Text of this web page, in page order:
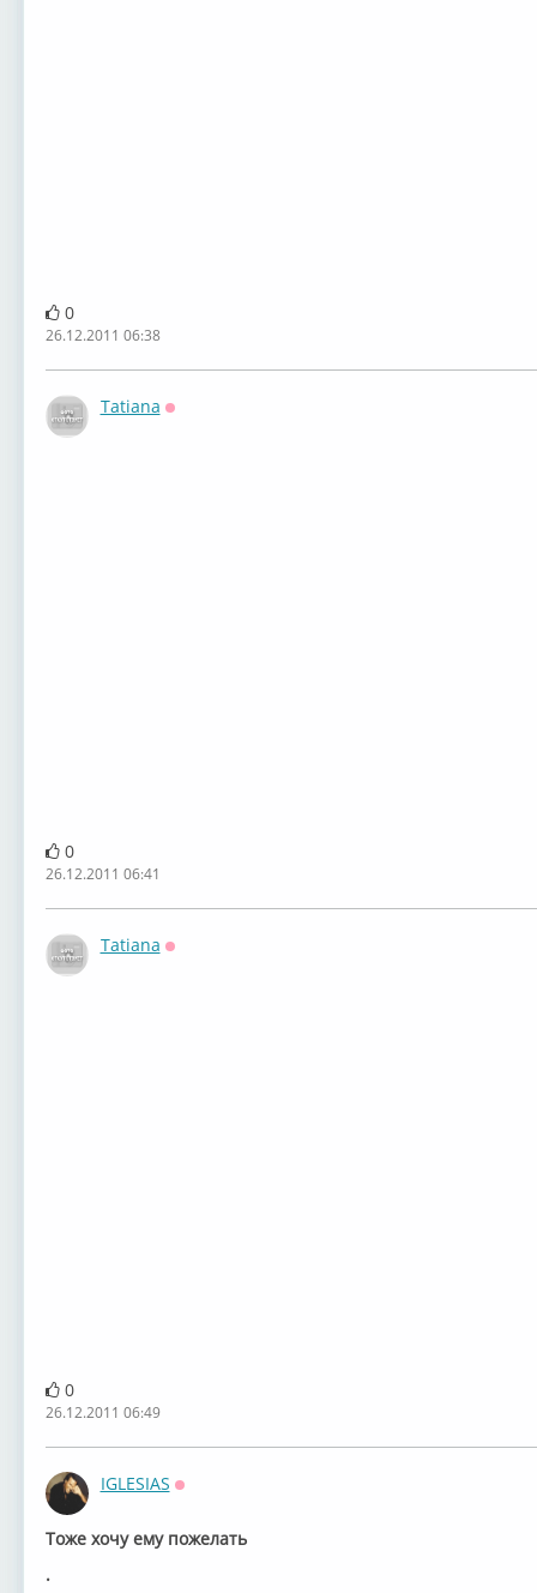
0
26.12.2011 06:38
Tatiana
0
26.12.2011 06:41
Tatiana
0
26.12.2011 06:49
IGLESIAS
Тоже хочу ему пожелать
.